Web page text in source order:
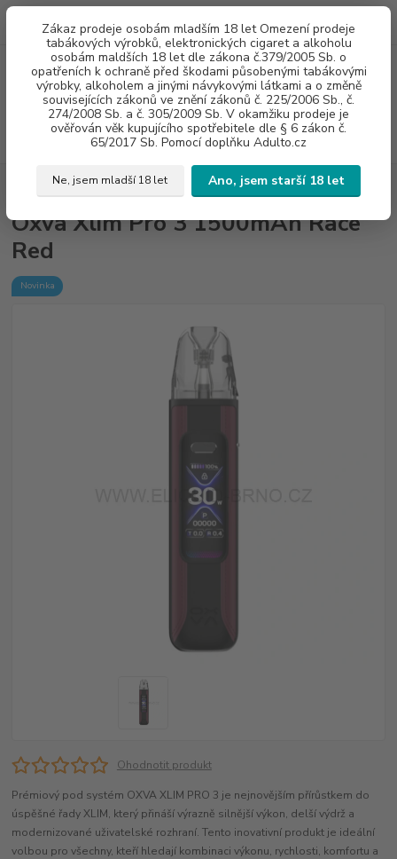
Zákaz prodeje osobám mladším 18 let Omezení prodeje
tabákových výrobků, elektronických cigaret a alkoholu
osobám maldších 18 let dle zákona č.379/2005 Sb. o
opatřeních k ochraně před škodami působenými tabákovými
výrobky, alkoholem a jinými návykovými látkami a o změně
souvisejících zákonů ve znění zákonů č. 225/2006 Sb., č.
274/2008 Sb. a č. 305/2009 Sb. V okamžiku prodeje je
ověřován věk kupujícího spotřebitele dle § 6 zákon č.
65/2017 Sb. Pomocí doplňku Adulto.cz
Ne, jsem mladší 18 let Ano, jsem starší 18 let
Menu
CZK
Hledat
8:00-20:00
za0 Kč
E - CIGARETY Oxva Xlim Pro 3 1500mAh Race Red
Oxva Xlim Pro 3 1500mAh Race
Red
Novinka
Ohodnotit produkt
Prémiový pod systém OXVA XLIM PRO 3 je nejnovějším přírůstkem do
úspěšné řady XLIM, který přináší výrazně silnější výkon, delší výdrž a
modernizované uživatelské rozhraní. Tento inovativní produkt je ideální
volbou pro všechny, kteří hledají kombinaci výkonu, rychlosti, komfortu a